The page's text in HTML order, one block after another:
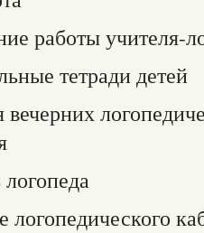
работы учителя-
тетради детей
вечерних
логопедического